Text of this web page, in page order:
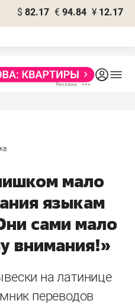
$ 82.17 € 94.84 ¥ 12.17
мало
языкам
сами мало
внимания!»
на латинице
переводов